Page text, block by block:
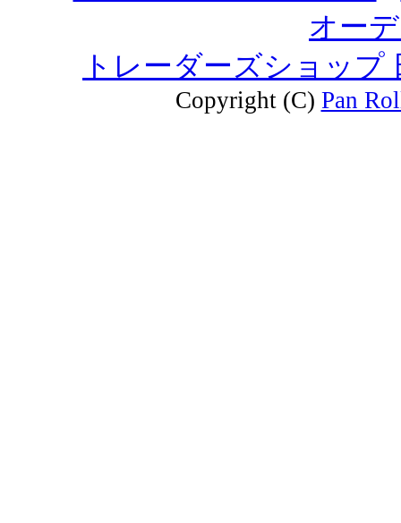
オー
トレーダーズショップ
Copyright (C) Pan